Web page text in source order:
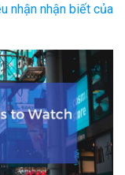
nhận nhận biết của